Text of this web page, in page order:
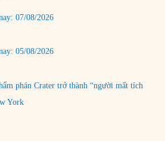
07/08/2026
05/08/2026
phán Crater trở thành “người mất tích
York